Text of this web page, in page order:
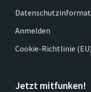
Anmelden
Cookie-Richtlinie (EU)
Jetzt mitfunken!